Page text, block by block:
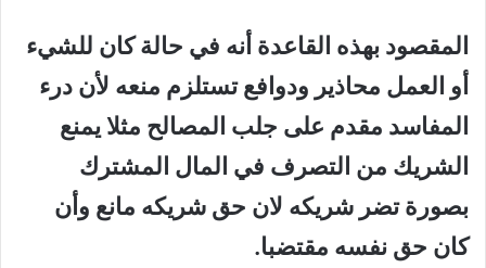
المقصود بهذه القاعدة أنه في حالة كان للشيء
أو العمل محاذير ودوافع تستلزم منعه لأن درء
المفاسد مقدم على جلب المصالح مثلا يمنع
الشريك من التصرف في المال المشترك
بصورة تضر شريكه لان حق شريكه مانع وأن
كان حق نفسه مقتضبا.